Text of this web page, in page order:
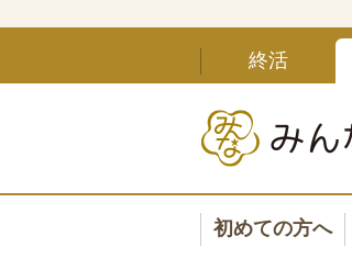
終活
初めての方へ